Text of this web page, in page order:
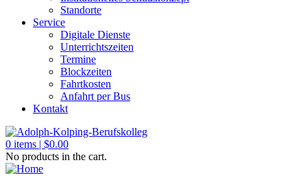
Standorte
Service
Digitale Dienste
Unterrichtszeiten
Termine
Blockzeiten
Fahrtkosten
Anfahrt per Bus
Kontakt
0 items | $0.00
No products in the cart.